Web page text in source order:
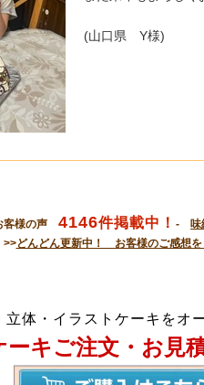
(山口県 Y様)
客様の声 4146件掲載中！ - 味
>>どんどん更新中！ お客様のご感想を
体・イラストケーキをオ
ーキご注文・お見